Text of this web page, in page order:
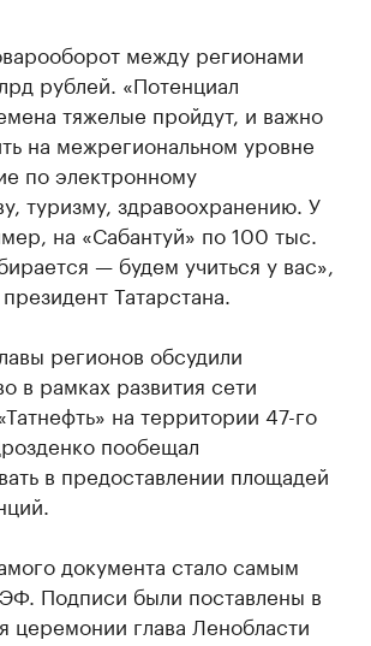
между регионами
рублей. «Потенциал
тяжелые пройдут, и важно
на межрегиональном уровне
по электронному
туризму, здравоохранению. У
на «Сабантуй» по 100 тыс.
— будем учиться у вас»,
Татарстана.
регионов обсудили
в рамках развития сети
на территории 47-го
пообещал
в предоставлении площадей
документа стало самым
Подписи были поставлены в
церемонии глава Ленобласти